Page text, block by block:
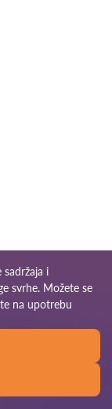
i
svrhe. Možete se
na upotrebu